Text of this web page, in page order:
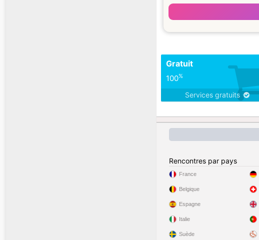
Gratuit
100%
Services gratuits
Rencontres par pays
France
Belgique
Espagne
Italie
Suède